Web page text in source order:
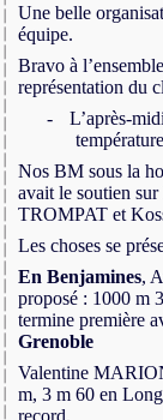
Une belle
équipe.
Bravo à
représentation du
-
L’après-
Nos BM sous la
avait le soutien
TROMPAT et
Les choses se
En Benjamines,
proposé : 1000 m
termine première
Grenoble
Valentine
m, 3 m 60 en
record.